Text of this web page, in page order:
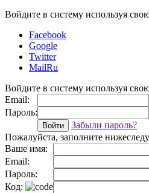
Войдите в систему используя
Facebook
Google
Twitter
MailRu
Войдите в систему используя
Email:
Пароль:
Войти
Забыли пароль?
Пожалуйста, заполните
Ваше имя:
Email:
Пароль:
Код: